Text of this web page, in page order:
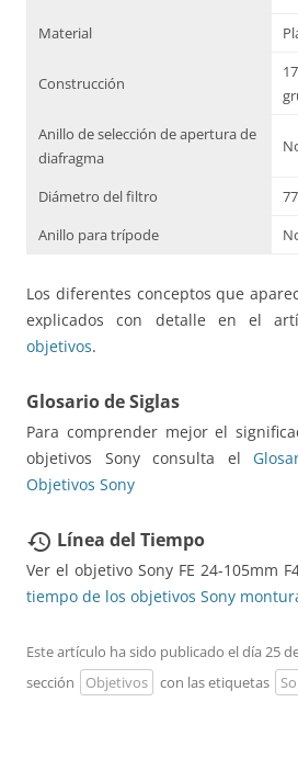
Material
Construcción
Anillo de selección de apertura de
diafragma
Diámetro del filtro
Anillo para trípode
Los diferentes conceptos que
explicados con detalle en el
objetivos.
Glosario de Siglas
Para comprender mejor el
objetivos Sony consulta el
Objetivos Sony
restore Línea del Tiempo
Ver el objetivo Sony FE 24-105mm
tiempo de los objetivos Sony
Este artículo ha sido publicado el día 25
sección
Objetivos con las etiquetas